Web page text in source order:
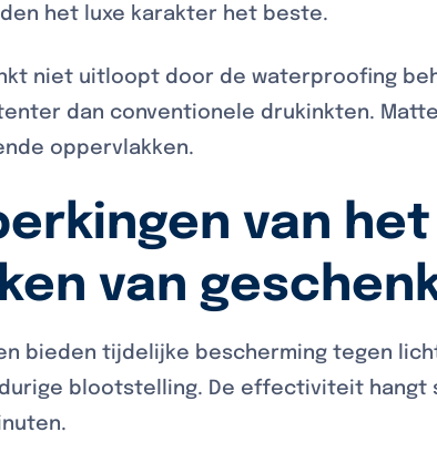
het luxe karakter het beste.
niet uitloopt door de waterproofing
dan conventionele drukinkten.
oppervlakken.
van
van
bieden tijdelijke bescherming tegen
blootstelling. De effectiviteit hangt